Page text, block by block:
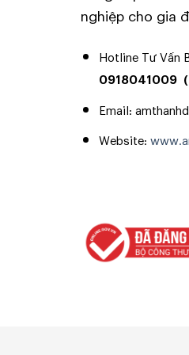
– Kích thước
nghiệp cho gia
Hotline Tư Vấn
0918041009
Email:
Website: